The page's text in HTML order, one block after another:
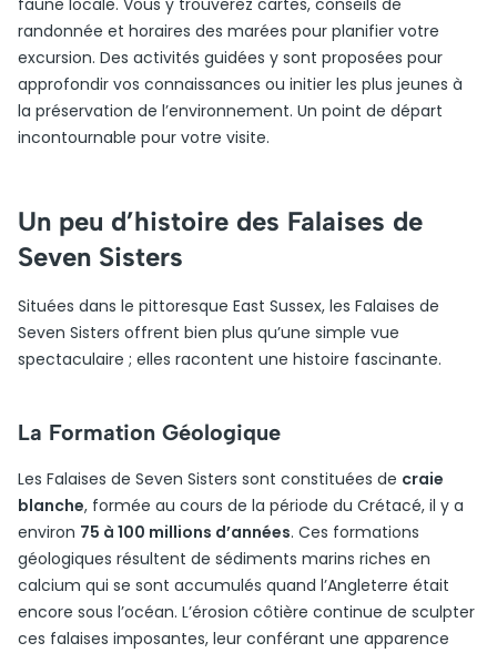
faune locale. Vous y trouverez cartes, conseils de
randonnée et horaires des marées pour planifier votre
excursion. Des activités guidées y sont proposées pour
approfondir vos connaissances ou initier les plus jeunes à
la préservation de l’environnement. Un point de départ
incontournable pour votre visite.
Un peu d’histoire des Falaises de
Seven Sisters
Situées dans le pittoresque East Sussex, les Falaises de
Seven Sisters offrent bien plus qu’une simple vue
spectaculaire ; elles racontent une histoire fascinante.
La Formation Géologique
Les Falaises de Seven Sisters sont constituées de craie
blanche, formée au cours de la période du Crétacé, il y a
environ 75 à 100 millions d’années. Ces formations
géologiques résultent de sédiments marins riches en
calcium qui se sont accumulés quand l’Angleterre était
encore sous l’océan. L’érosion côtière continue de sculpter
ces falaises imposantes, leur conférant une apparence